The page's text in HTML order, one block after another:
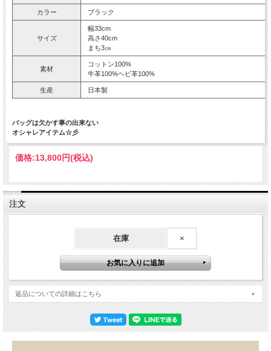
カラー ブラック
サイズ
幅33cm
高さ40cm
まち3㎝
素材
コットン100%
牛革100%ヘビ革100%
生産 日本製
バッグは欠かす事の出来ない
オシャレアイテム☆彡
価格:13,800円(税込)
注文
在庫 ×
返品についての詳細はこちら